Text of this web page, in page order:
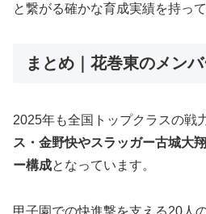
と繋がる確かな育成実績を持って
まとめ｜花巻東のメン
2025年も全国トップクラスの戦
ス・金野快やスラッガー古城大
ー構成となっています。
甲子園での快進撃を支える20人